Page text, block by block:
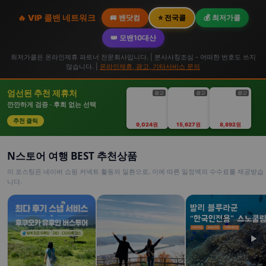
🔥 VIP 콜밴 네트워크 🚐 밴닷컴 ⭐ 전국콜 💰 최저가콜
👑 모밴10대산
최저가콜은 온라인제휴 파트너 전문회사입니다. | 본사사칭조심 - 어떠한 번호도 쓰지
않습니다. | 온라인제휴, 광고, 기타서비스 문의
엄선된 추천 제휴처
깐깐하게 검증 · 후회 없는 선택
추천 클릭
광고
9,024원
광고
15,627원
광고
8,892원
N스토어 여행 BEST 추천상품
이 포스팅은 네이버 쇼핑 커넥트 활동의 일환으로, 이에 따른 일정액의 수수료를 제공받습
니다.
▶